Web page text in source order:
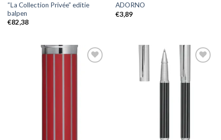
“La Collection Privée” editie
balpen
€82,38
ADORNO
€3,89
Toevoegen
wenslijst